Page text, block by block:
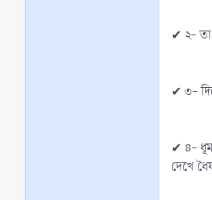
✔ ২- তা
✔ ৩-
✔ ৪-
দেখে